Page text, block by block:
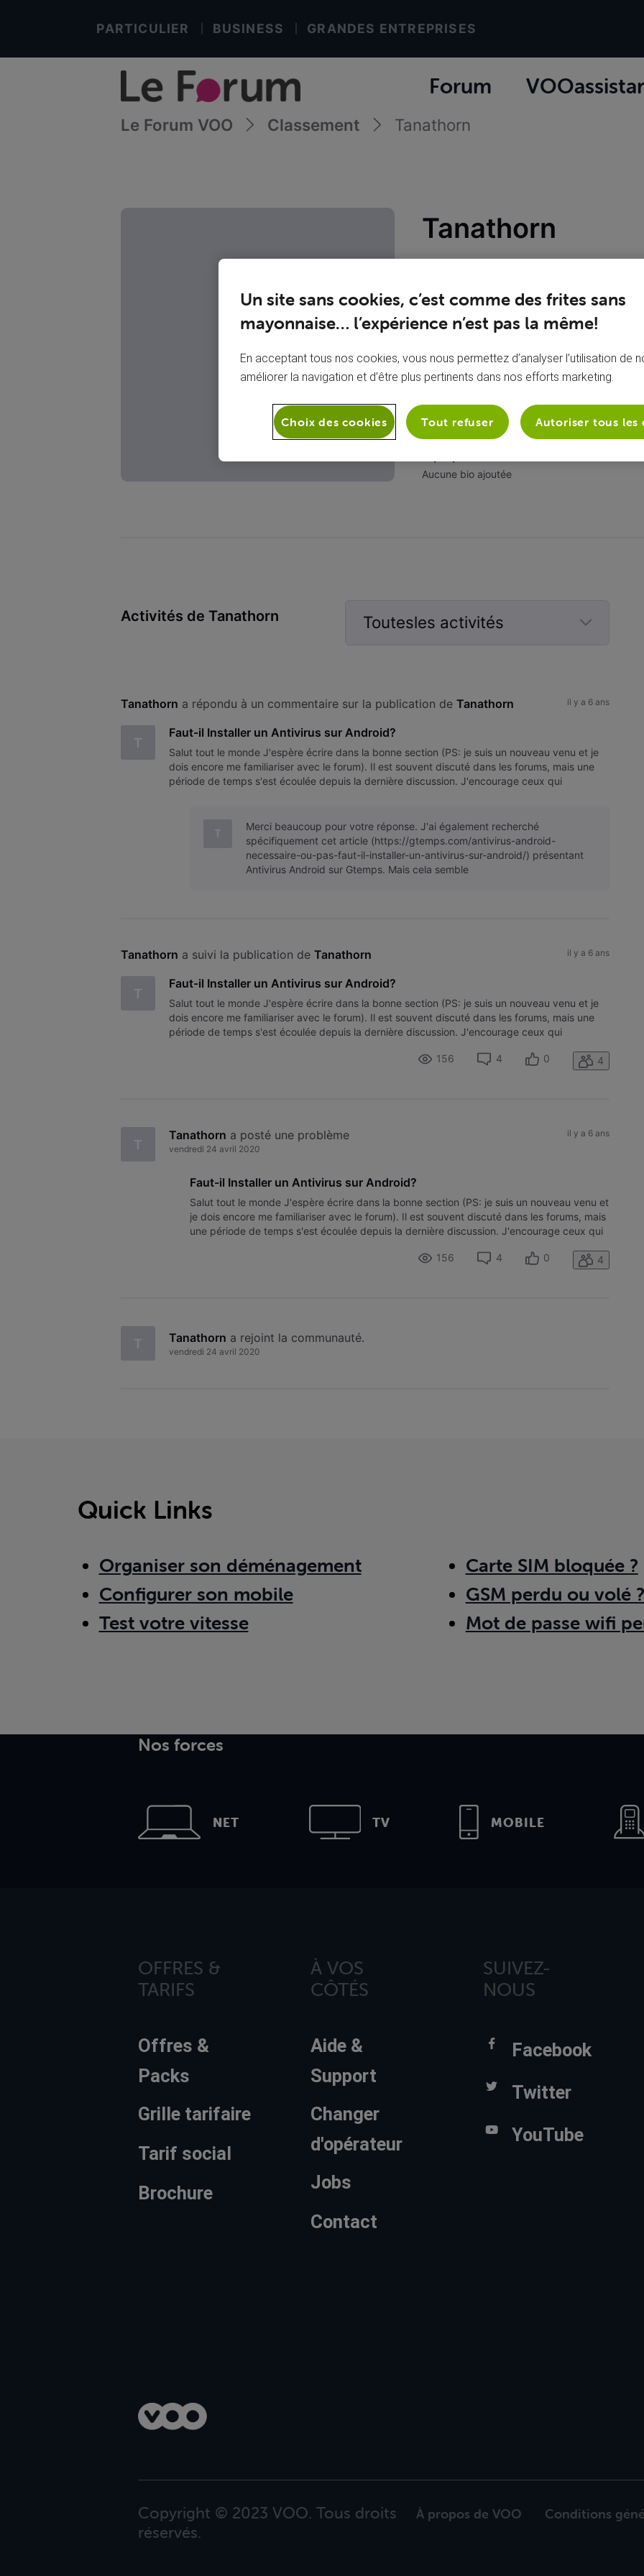
PARTICULIER BUSINESS GRANDES ENTREPRISES
Forum
Le Forum VOO Classement Tanathorn
T
Tanathorn
Aucune bio ajoutée
Activités de Tanathorn
Toutesles activités
Tanathorn a répondu à un commentaire sur la publication de Tanathorn il y a 6 ans
T
Faut-il Installer un Antivirus sur Android?
Salut tout le monde J'espère écrire dans la bonne section (PS: je suis un nouveau venu et je
dois encore me familiariser avec le forum). Il est souvent discuté dans les forums, mais une
période de temps s'est écoulée depuis la dernière discussion. J'encourage ceux qui
T
Merci beaucoup pour votre réponse. J'ai également recherché
spécifiquement cet article (https://gtemps.com/antivirus-android-
necessaire-ou-pas-faut-il-installer-un-antivirus-sur-android/) présentant
Antivirus Android sur Gtemps. Mais cela semble
Tanathorn a suivi la publication de Tanathorn il y a 6 ans
T
Faut-il Installer un Antivirus sur Android?
Salut tout le monde J'espère écrire dans la bonne section (PS: je suis un nouveau venu et je
dois encore me familiariser avec le forum). Il est souvent discuté dans les forums, mais une
période de temps s'est écoulée depuis la dernière discussion. J'encourage ceux qui
156
4 0 4
T
Tanathorn a posté une problème
vendredi 24 avril 2020
il y a 6 ans
Faut-il Installer un Antivirus sur Android?
Salut tout le monde J'espère écrire dans la bonne section (PS: je suis un nouveau venu et
je dois encore me familiariser avec le forum). Il est souvent discuté dans les forums, mais
une période de temps s'est écoulée depuis la dernière discussion. J'encourage ceux qui
156
4 0 4
T Tanathorn a rejoint la communauté.
vendredi 24 avril 2020
Quick Links
Organiser son déménagement
Configurer son mobile
Test votre vitesse
Carte SIM bloquée ?
GSM perdu ou volé ?
Mot de passe wifi
Nos forces
NET TV MOBILE
OFFRES &
TARIFS
Offres &
Packs
Grille tarifaire
Tarif social
Brochure
À VOS
CÔTÉS
Aide &
Support
Changer
d'opérateur
Jobs
Contact
SUIVEZ-
NOUS
Facebook
Twitter
YouTube
Copyright © 2023 VOO. Tous droits
réservés.
À propos de VOO Conditions
Un site sans cookies, c’est comme des frites sans
mayonnaise… l’expérience n’est pas la même!
En acceptant tous nos cookies, vous nous permettez d’analyser l’utilisation de
améliorer la navigation et d’être plus pertinents dans nos efforts marketing.
Tout refuser Autoriser tous les
Choix des cookies